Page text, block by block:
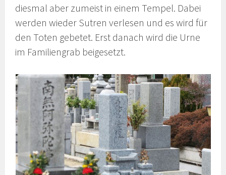
diesmal aber zumeist in einem Tempel. Dabei
werden wieder Sutren verlesen und es wird für
den Toten gebetet. Erst danach wird die Urne
im Familiengrab beigesetzt.